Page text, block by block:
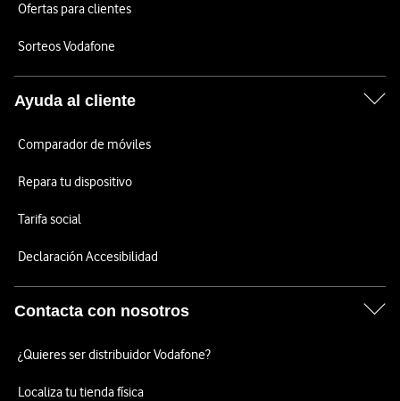
Ofertas para clientes
Sorteos Vodafone
Ayuda al cliente
Comparador de móviles
Repara tu dispositivo
Tarifa social
Declaración Accesibilidad
Contacta con nosotros
¿Quieres ser distribuidor Vodafone?
Localiza tu tienda física